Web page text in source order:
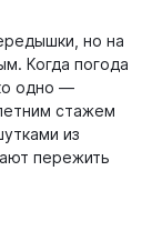
но на
Когда погода
одно —
стажем
из
пережить